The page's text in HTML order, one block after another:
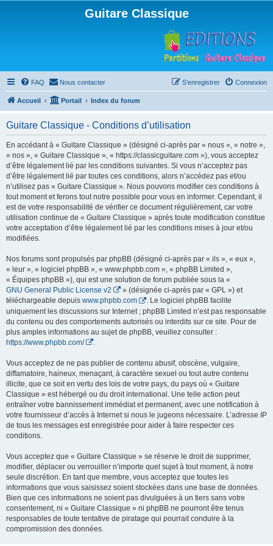
Guitare Classique
FAQ Nous contacter Connexion
S’enregistrer
Accueil Portail Index du forum
Guitare Classique - Conditions d’utilisation
En accédant à « Guitare Classique » (désigné ci-après par « nous », « notre »,
« nos », « Guitare Classique », « https://classicguitare.com »), vous acceptez
d’être légalement lié par les conditions suivantes. Si vous n’acceptez pas
d’être légalement lié par toutes ces conditions, alors n’accédez pas et/ou
n’utilisez pas « Guitare Classique ». Nous pouvons modifier ces conditions à
tout moment et ferons tout notre possible pour vous en informer. Cependant, il
est de votre responsabilité de vérifier ce document régulièrement, car votre
utilisation continue de « Guitare Classique » après toute modification constitue
votre acceptation d’être légalement lié par les conditions mises à jour et/ou
modifiées.
Nos forums sont propulsés par phpBB (désigné ci-après par « ils », « eux »,
« leur », « logiciel phpBB », « www.phpbb.com », « phpBB Limited »,
« Équipes phpBB »), qui est une solution de forum publiée sous la «
GNU General Public License v2
» (désignée ci-après par « GPL ») et
téléchargeable depuis www.phpbb.com
. Le logiciel phpBB facilite
uniquement les discussions sur Internet ; phpBB Limited n’est pas responsable
du contenu ou des comportements autorisés ou interdits sur ce site. Pour de
plus amples informations au sujet de phpBB, veuillez consulter :
https://www.phpbb.com/
Vous acceptez de ne pas publier de contenu abusif, obscène, vulgaire,
diffamatoire, haineux, menaçant, à caractère sexuel ou tout autre contenu
illicite, que ce soit en vertu des lois de votre pays, du pays où « Guitare
Classique » est hébergé ou du droit international. Une telle action peut
entraîner votre bannissement immédiat et permanent, avec une notification à
votre fournisseur d’accès à Internet si nous le jugeons nécessaire. L’adresse IP
de tous les messages est enregistrée pour aider à faire respecter ces
conditions.
Vous acceptez que « Guitare Classique » se réserve le droit de supprimer,
modifier, déplacer ou verrouiller n’importe quel sujet à tout moment, à notre
seule discrétion. En tant que membre, vous acceptez que toutes les
informations que vous saisissez soient stockées dans une base de données.
Bien que ces informations ne soient pas divulguées à un tiers sans votre
consentement, ni « Guitare Classique » ni phpBB ne pourront être tenus
responsables de toute tentative de piratage qui pourrait conduire à la
compromission des données.